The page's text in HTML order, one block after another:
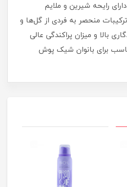
رودیر مدل Mademasel دارای رایحه شیرین و ملایم
منحصر به فردی از گل‌ها و
بالا و میزان پراکندگی عالی
برای بانوان شیک پوش